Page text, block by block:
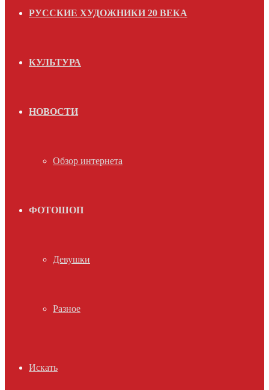
РУССКИЕ ХУДОЖНИКИ 20 ВЕКА
КУЛЬТУРА
НОВОСТИ
Обзор интернета
ФОТОШОП
Девушки
Разное
Искать